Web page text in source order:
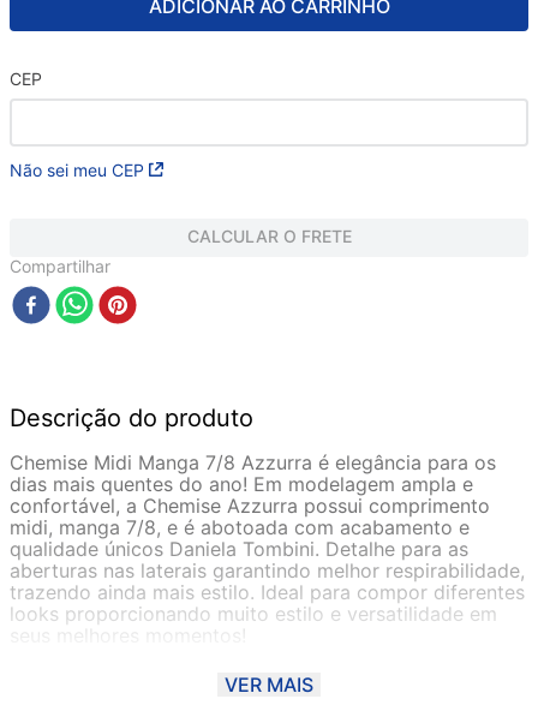
ADICIONAR AO CARRINHO
CEP
Não sei meu CEP
CALCULAR O FRETE
Compartilhar
Descrição do produto
Chemise Midi Manga 7/8 Azzurra é elegância para os
dias mais quentes do ano! Em modelagem ampla e
confortável, a Chemise Azzurra possui comprimento
midi, manga 7/8, e é abotoada com acabamento e
qualidade únicos Daniela Tombini. Detalhe para as
aberturas nas laterais garantindo melhor respirabilidade,
trazendo ainda mais estilo. Ideal para compor diferentes
looks proporcionando muito estilo e versatilidade em
seus melhores momentos!
Confeccionado em tecido Fluity, uma malha compacta
produzida com elastano e microfibra de nylon
VER MAIS